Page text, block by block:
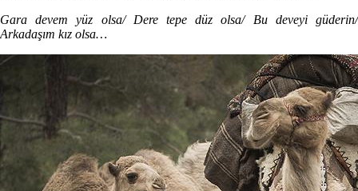
Gara devem yüz olsa/ Dere tepe düz olsa/ Bu deveyi güderin/
Arkadaşım kız olsa…